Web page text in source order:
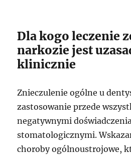
Dla kogo leczenie
narkozie jest
klinicznie
Znieczulenie ogólne u
zastosowanie przede
negatywnymi
stomatologicznymi.
choroby ogólnoustrojowe,